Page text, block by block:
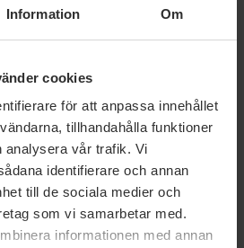
Information Om
cookies
för att anpassa innehållet
tillhandahålla funktioner
analysera vår trafik. Vi
identifierare och annan
till de sociala medier och
som vi samarbetar med.
informationen med annan
Instagram
Dahne